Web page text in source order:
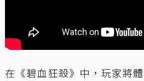
在《碧血狂殺》中，玩家將